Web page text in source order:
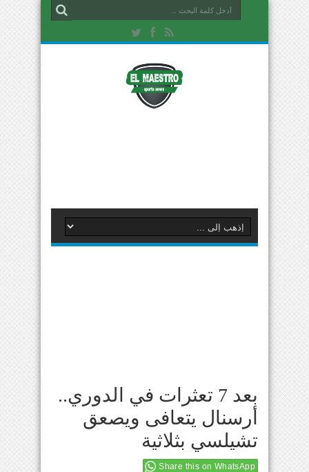
بعد 7 تعثرات في الدوري..
أرسنال يتعافى ويصعق
تشيلسي بثلاثية
Share this on WhatsApp